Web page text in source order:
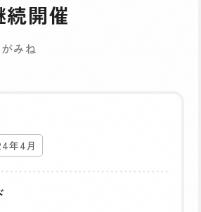
開催
みね
年4月